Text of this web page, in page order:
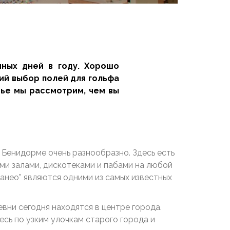
дней в году. Хорошо
выбор полей для гольфа
мы рассмотрим, чем вы
очень разнообразно. Здесь есть
залами, дискотеками и пабами на любой
являются одними из самых известных
сегодня находятся в центре города.
по узким улочкам старого города и